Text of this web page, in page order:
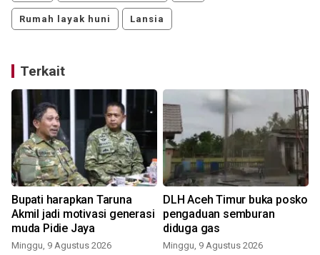
Rumah layak huni Lansia
Terkait
Bupati harapkan Taruna
Akmil jadi motivasi generasi
muda Pidie Jaya
Minggu, 9 Agustus 2026
DLH Aceh Timur buka posko
pengaduan semburan
diduga gas
Minggu, 9 Agustus 2026